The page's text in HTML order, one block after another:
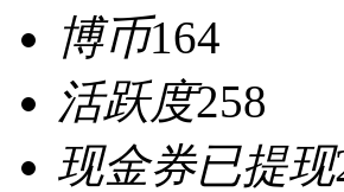
博币164
活跃度258
现金券已提现